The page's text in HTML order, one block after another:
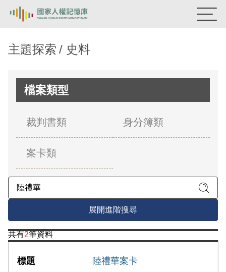
新生訓導處
關於我們
意見信箱
主題探索 史料
檔案類型
裁判書類 身分簿類
案卡類
展開進階搜尋
共有2筆資料
陸禮華案卡